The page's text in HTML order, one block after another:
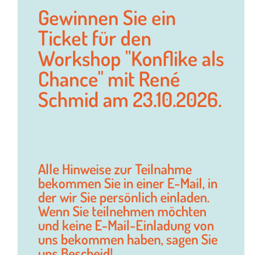
Gewinnen Sie ein
Ticket für den
Workshop "Konflike als
Chance" mit René
Schmid am 23.10.2026.
Alle Hinweise zur Teilnahme
bekommen Sie in einer E-Mail, in
der wir Sie persönlich einladen.
Wenn Sie teilnehmen möchten
und keine E-Mail-Einladung von
uns bekommen haben, sagen Sie